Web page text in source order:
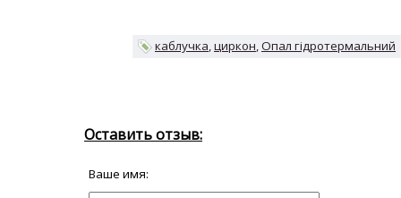
каблучка циркон Опал гідротермальний